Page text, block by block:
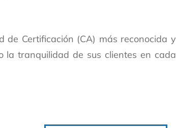
de Certificación (CA) más reconocida y
la tranquilidad de sus clientes en cada